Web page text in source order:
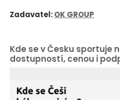
Zadavatel:OK GROUP
Kde se v Česku sportuje
dostupností, cenou i